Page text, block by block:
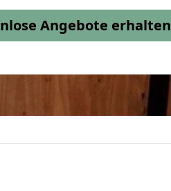
Angebote erhalten